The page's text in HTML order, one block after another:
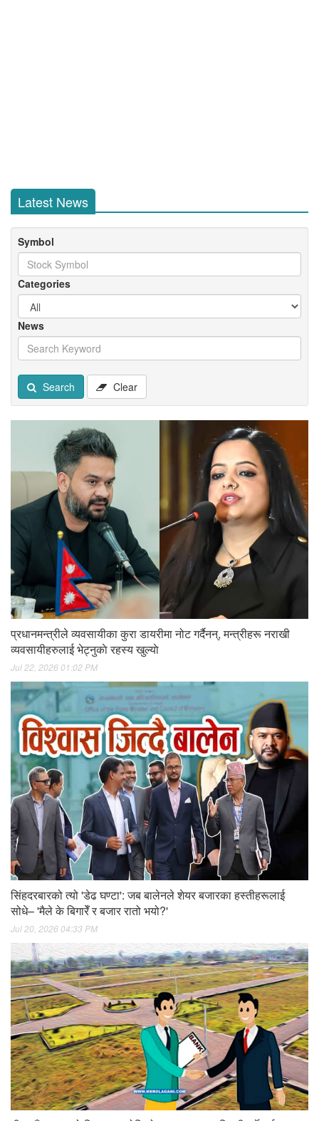
Latest News
Symbol
Categories
News
Search Clear
प्रधानमन्त्रीले व्यवसायीका कुरा डायरीमा नोट गर्दैनन्, मन्त्रीहरू नराखी
व्यवसायीहरुलाई भेट्नुकाे रहस्य खुल्याे
Jul 22, 2026 01:02 PM
सिंहदरबारको त्यो 'डेढ घण्टा': जब बालेनले शेयर बजारका हस्तीहरूलाई
सोधे– 'मैले के बिगारेँ र बजार रातो भयो?'
Jul 20, 2026 04:33 PM